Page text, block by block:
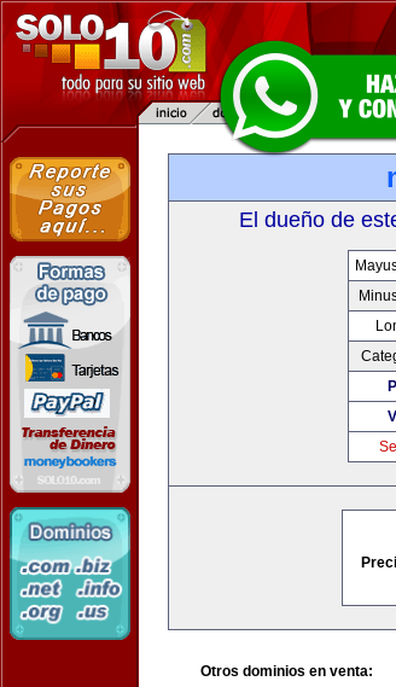
El dueño de
Otros dominios en venta: